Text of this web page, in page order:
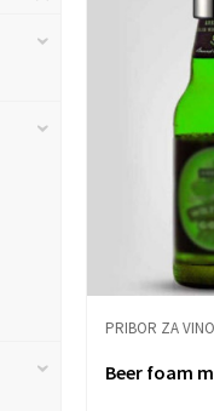
PRIBOR ZA
Beer foam